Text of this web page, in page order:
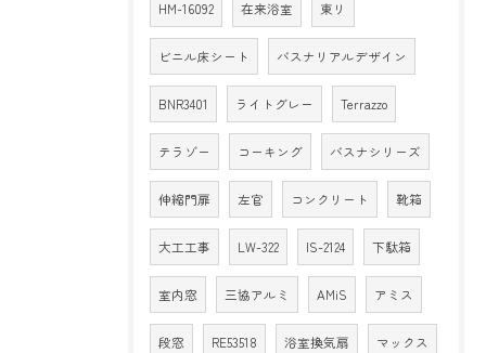
HM-16092 在来浴室 東リ
ビニル床シート バスナリアルデザイン
BNR3401 ライトグレー Terrazzo
テラゾー コーキング バスナシリーズ
伸縮門扉 左官 コンクリート 靴箱
大工工事 LW-322 IS-2124 下駄箱
室内窓 三協アルミ AMiS アミス
段窓 RE53518 浴室換気扇 マックス